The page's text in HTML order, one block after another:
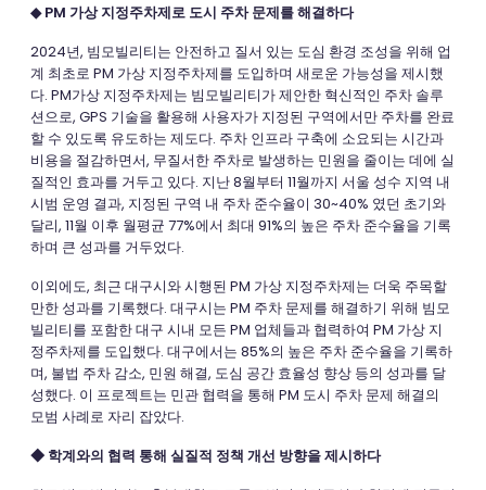
◆ PM 가상 지정주차제로 도시 주차 문제를 해결하다
2024년, 빔모빌리티는 안전하고 질서 있는 도심 환경 조성을 위해 업
계 최초로 PM 가상 지정주차제를 도입하며 새로운 가능성을 제시했
다. PM가상 지정주차제는 빔모빌리티가 제안한 혁신적인 주차 솔루
션으로, GPS 기술을 활용해 사용자가 지정된 구역에서만 주차를 완료
할 수 있도록 유도하는 제도다. 주차 인프라 구축에 소요되는 시간과
비용을 절감하면서, 무질서한 주차로 발생하는 민원을 줄이는 데에 실
질적인 효과를 거두고 있다. 지난 8월부터 11월까지 서울 성수 지역 내
시범 운영 결과, 지정된 구역 내 주차 준수율이 30~40% 였던 초기와
달리, 11월 이후 월평균 77%에서 최대 91%의 높은 주차 준수율을 기록
하며 큰 성과를 거두었다.
이외에도, 최근 대구시와 시행된 PM 가상 지정주차제는 더욱 주목할
만한 성과를 기록했다. 대구시는 PM 주차 문제를 해결하기 위해 빔모
빌리티를 포함한 대구 시내 모든 PM 업체들과 협력하여 PM 가상 지
정주차제를 도입했다. 대구에서는 85%의 높은 주차 준수율을 기록하
며, 불법 주차 감소, 민원 해결, 도심 공간 효율성 향상 등의 성과를 달
성했다. 이 프로젝트는 민관 협력을 통해 PM 도시 주차 문제 해결의
모범 사례로 자리 잡았다.
◆ 학계와의 협력 통해 실질적 정책 개선 방향을 제시하다